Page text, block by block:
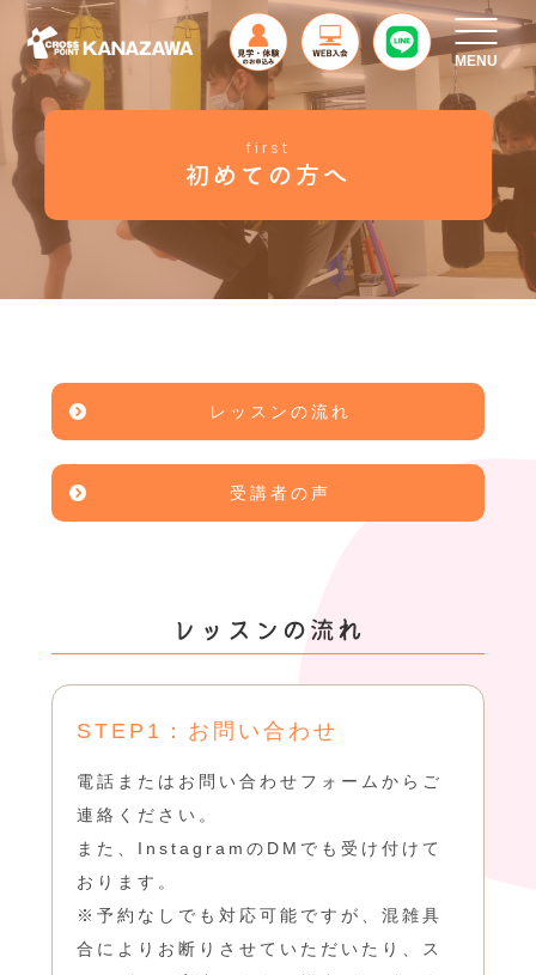
MENU
first
初めての方へ
レッスンの流れ
受講者の声
レッスンの流れ
STEP1：お問い合わせ
電話またはお問い合わせフォームからご
連絡ください。
また、InstagramのDMでも受け付けて
おります。
※予約なしでも対応可能ですが、混雑具
合によりお断りさせていただいたり、ス